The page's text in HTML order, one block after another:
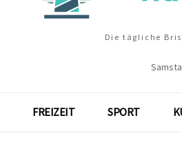
Die tägliche
FREIZEIT SPORT